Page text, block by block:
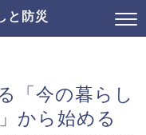
と防災
「今の暮らし
から始める